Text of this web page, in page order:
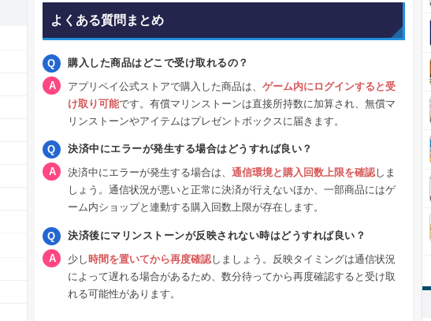
よくある質問まとめ
購入した商品はどこで受け取れるの？
アプリペイ公式ストアで購入した商品は、 ゲーム内にログインすると受
け取り可能です。有償マリンストーンは直接所持数に加算され、無償マ
リンストーンやアイテムはプレゼントボックスに届きます。
決済中にエラーが発生する場合はどうすれば良い？
決済中にエラーが発生する場合は、 通信環境と購入回数上限を確認しま
しょう。通信状況が悪いと正常に決済が行えないほか、一部商品にはゲ
ーム内ショップと連動する購入回数上限が存在します。
決済後にマリンストーンが反映されない時はどうすれば良い？
少し 時間を置いてから再度確認しましょう。反映タイミングは通信状況
によって遅れる場合があるため、数分待ってから再度確認すると受け取
れる可能性があります。